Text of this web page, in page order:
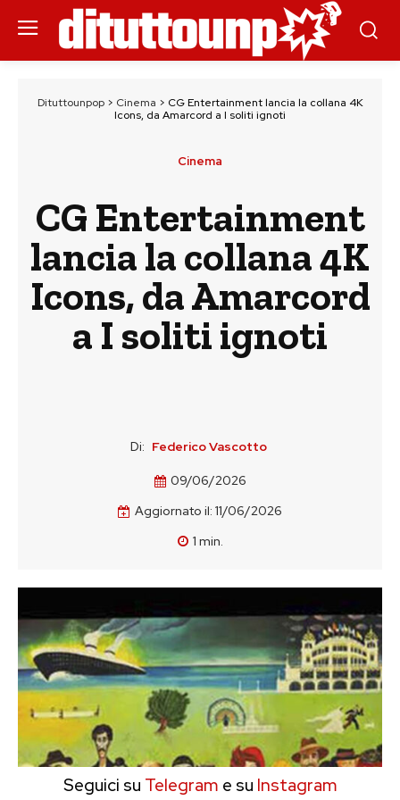
Dituttounpop> Cinema > CG Entertainment lancia la collana 4K
Icons, da Amarcord a I soliti ignoti
Cinema
CG Entertainment
lancia la collana 4K
Icons, da Amarcord
a I soliti ignoti
Di: Federico Vascotto
09/06/2026
Aggiornato il: 11/06/2026
1 min.
Seguici su Telegram e su Instagram